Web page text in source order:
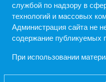
службой по надзору в
технологий и массовых
Администрация cайта не
содержание публикуемых
При использовании